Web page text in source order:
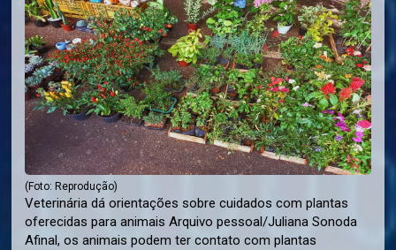
(Foto: Reprodução)
Veterinária dá orientações sobre cuidados com plantas
oferecidas para animais Arquivo pessoal/Juliana Sonoda
Afinal, os animais podem ter contato com plantas